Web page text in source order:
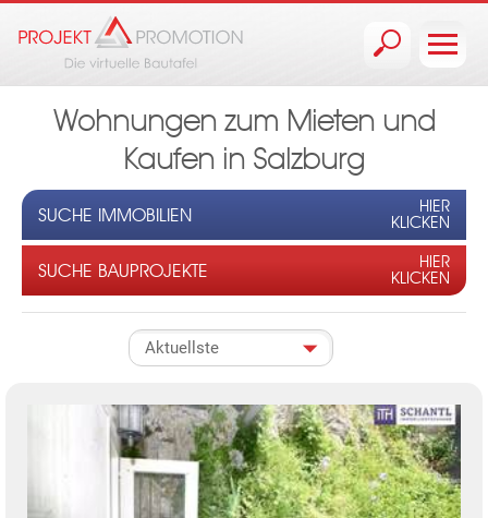
Wohnungen zum Mieten und
Kaufen in Salzburg
SUCHE IMMOBILIEN
HIER
KLICKEN
SUCHE BAUPROJEKTE
HIER
KLICKEN